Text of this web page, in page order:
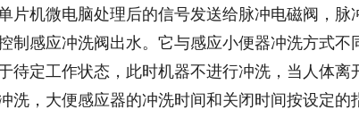
片机微电脑处理后的信号发送给脉冲电磁阀，脉
制感应冲洗阀出水。它与感应小便器冲洗方式
待定工作状态，此时机器不进行冲洗，当人体离
洗，大便感应器的冲洗时间和关闭时间按设定的